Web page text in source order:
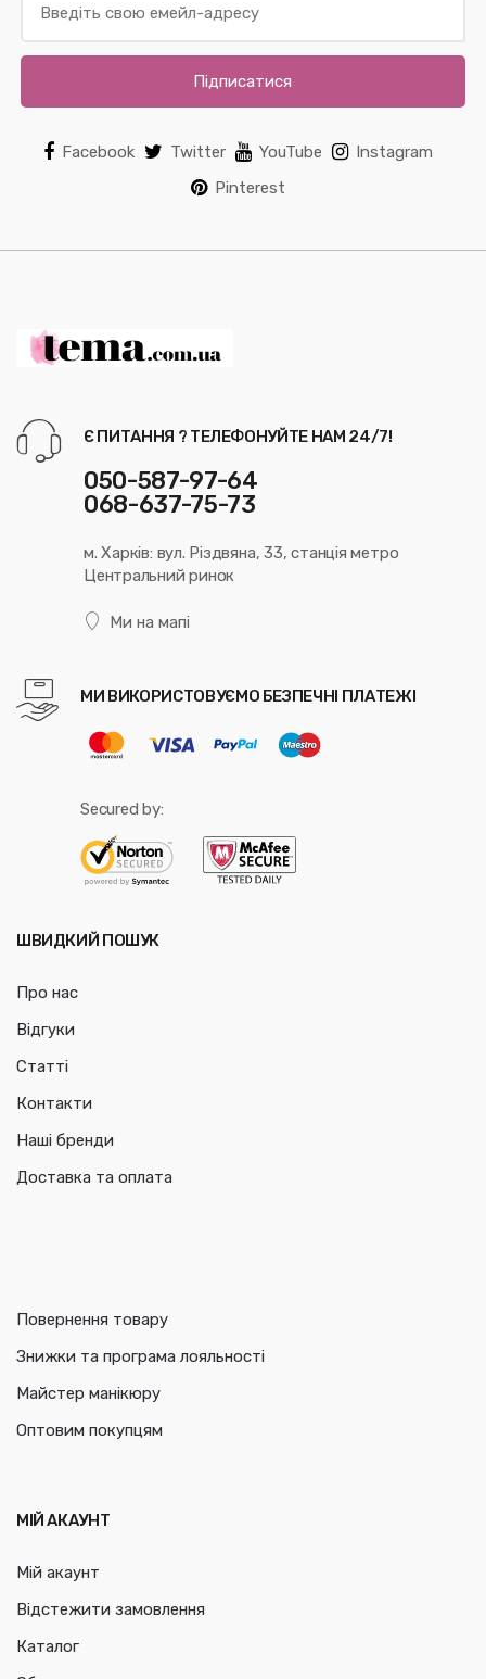
Підписатися
Facebook Twitter YouTube
Instagram
Pinterest
Є ПИТАННЯ ? ТЕЛЕФОНУЙТЕ НАМ 24/7!
050-587-97-64
068-637-75-73
м. Харків: вул. Різдвяна, 33, станція метро
Центральний ринок
Ми на мапі
МИ ВИКОРИСТОВУЄМО БЕЗПЕЧНІ ПЛАТЕЖІ
Secured by:
ШВИДКИЙ ПОШУК
Про нас
Відгуки
Статті
Контакти
Наші бренди
Доставка та оплата
Повернення товару
Знижки та програма лояльності
Майстер манікюру
Оптовим покупцям
МІЙ АКАУНТ
Мій акаунт
Відстежити замовлення
Каталог